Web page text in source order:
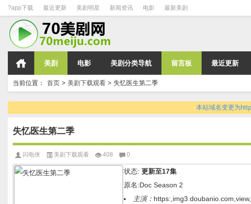
?app下载 最近更新 美剧明星 新闻资讯 电影 最新美剧
美剧 电影 美剧分类导航 留言板 最近更新
当前位置： 首页 > 美剧下载观看 > 失忆医生第二季
本站域名变更为
失忆医生第二季
闪电侠 美剧下载观看 408 0
状态: 更新至17集
原名:Doc Season 2
主演：